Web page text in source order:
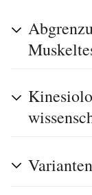
Varianten